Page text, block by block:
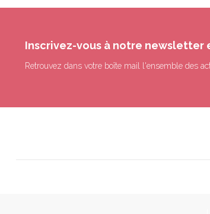
Inscrivez-vous à notre
Retrouvez dans votre boîte mail l'ensemble des